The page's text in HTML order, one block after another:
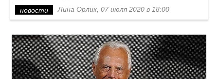
новости Лина Орлик, 07 июля 2020 в 18:00